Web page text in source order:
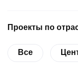
Проекты по
Все